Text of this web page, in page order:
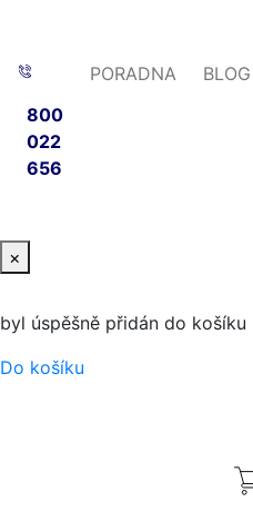
800
022
656
PORADNA BLOG
×
byl úspěšně přidán do košíku
Do košíku